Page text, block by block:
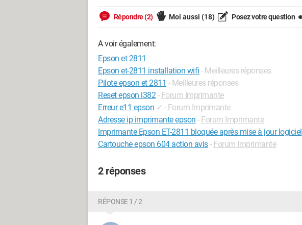
Répondre (2) Moi aussi (18) Posez votre question
A voir également:
Epson et 2811
Epson et-2811 installation wifi - Meilleures réponses
Pilote epson et 2811 - Meilleures réponses
Reset epson l382 - Forum Imprimante
Erreur e11 epson ✓ - Forum Imprimante
Adresse ip imprimante epson - Forum Imprimante
Imprimante Epson ET-2811 bloquée après mise à jour logiciel
Cartouche epson 604 action avis- Forum Imprimante
2 réponses
RÉPONSE 1 / 2